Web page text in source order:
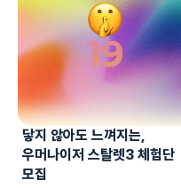
닿지 않아도 느껴지는,
우머나이저 스탈렛3 체험단
모집